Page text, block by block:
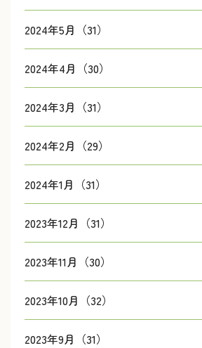
2024年5月（31）
2024年4月（30）
2024年3月（31）
2024年2月（29）
2024年1月（31）
2023年12月（31）
2023年11月（30）
2023年10月（32）
2023年9月（31）